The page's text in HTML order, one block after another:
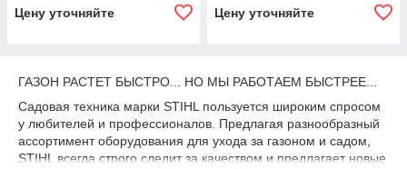
Цену уточняйте Цену уточняйте
ГАЗОН РАСТЕТ БЫСТРО... НО МЫ РАБОТАЕМ БЫСТРЕЕ...
Садовая техника марки STIHL пользуется широким спросом
у любителей и профессионалов. Предлагая разнообразный
ассортимент оборудования для ухода за газоном и садом,
STIHL всегда строго следит за качеством и предлагает новые